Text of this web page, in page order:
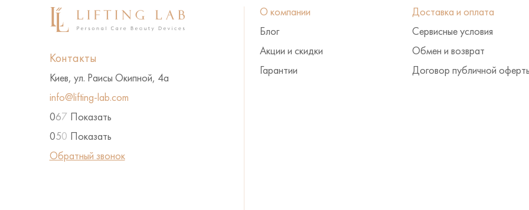
Контакты
Киев, ул. Раисы Окипной, 4а
info@lifting-lab.com
067 Показать
050 Показать
Обратный звонок
О компании
Блог
Акции и скидки
Гарантии
Доставка и оплата
Сервисные условия
Обмен и возврат
Договор публичной